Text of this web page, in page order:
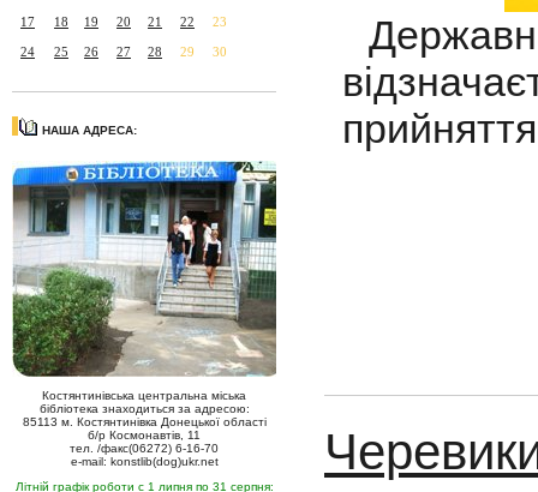
17 18 19 20 21 22 23
24 25 26 27 28 29 30
НАША АДРЕСА:
Костянтинівська центральна міська
бібліотека знаходиться за адресою:
85113 м. Костянтинівка Донецької області
б/р Космонавтів, 11
тел. /факс(06272) 6-16-70
e-mail: konstlib(dog)ukr.net
Літній графік роботи с 1 липня по 31 серпня: